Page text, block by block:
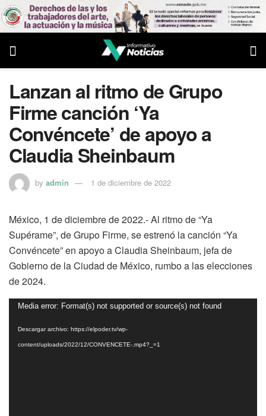
Lanzan al ritmo de Grupo
Firme canción ‘Ya
Convéncete’ de apoyo a
Claudia Sheinbaum
by admin 1 de diciembre de 2022
México, 1 de diciembre de 2022.- Al ritmo de “Ya
Supérame”, de Grupo Firme, se estrenó la canción “Ya
Convéncete” en apoyo a Claudia Sheinbaum, jefa de
Gobierno de la Ciudad de México, rumbo a las elecciones
de 2024.
Reproductor
Media error: Format(s) not supported or source(s) not found
Descargar archivo: https://elpoder.tv/wp-
content/uploads/2022/12/CONVENCETE-.mp4?_=1